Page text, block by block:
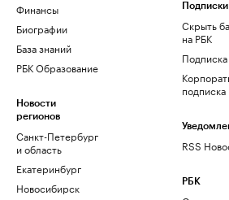
Финансы
Биографии
База знаний
РБК Образование
Новости
регионов
Санкт-Петербург
и область
Екатеринбург
Новосибирск
Подписки
Скрыть
на РБК
подписка
RSS
РБК